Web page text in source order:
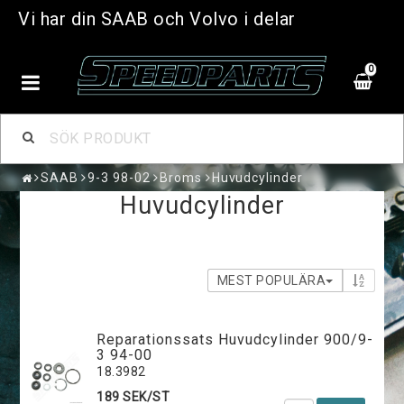
Vi har din SAAB och Volvo i delar
0
SAAB 9-3 98-02 Broms Huvudcylinder
Huvudcylinder
MEST POPULÄRA
Reparationssats Huvudcylinder 900/9-
3 94-00
18.3982
189 SEK/ST